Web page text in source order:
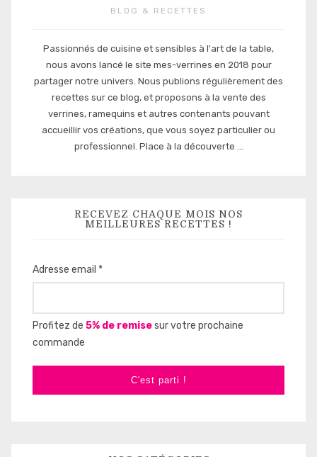
BLOG & RECETTES
Passionnés de cuisine et sensibles à l'art de la table,
nous avons lancé le site mes-verrines en 2018 pour
partager notre univers. Nous publions régulièrement des
recettes sur ce blog, et proposons à la vente des
verrines, ramequins et autres contenants pouvant
accueillir vos créations, que vous soyez particulier ou
professionnel. Place à la découverte ...
RECEVEZ CHAQUE MOIS NOS
MEILLEURES RECETTES !
Adresse email *
Profitez de 5% de remisesur votre prochaine
commande
C'est parti !